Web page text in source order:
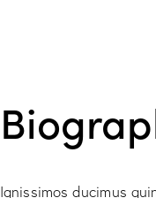
Ignissimos ducimus